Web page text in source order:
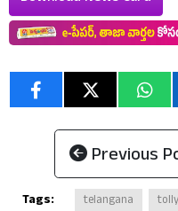
Previous
Tags: telangana